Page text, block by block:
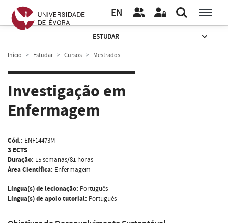
EN
ESTUDAR
Início Estudar Cursos Mestrados
Investigação em
Enfermagem
Cód.: ENF14473M
3 ECTS
Duração: 15 semanas/81 horas
Área Científica: Enfermagem
Língua(s) de lecionação: Português
Língua(s) de apoio tutorial: Português